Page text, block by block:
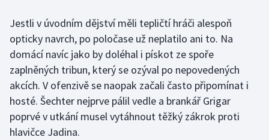
Short track
Sportovní střelba
Stolní tenis
Triatlon
Jestli v úvodním dějství měli tepličtí hráči alespoň
opticky navrch, po poločase už neplatilo ani to. Na
domácí navíc jako by doléhal i pískot ze spoře
zaplněných tribun, který se ozýval po nepovedených
akcích. V ofenzivě se naopak začali často připomínat i
hosté. Šechter nejprve pálil vedle a brankář Grigar
poprvé v utkání musel vytáhnout těžký zákrok proti
hlavičce Jadina.